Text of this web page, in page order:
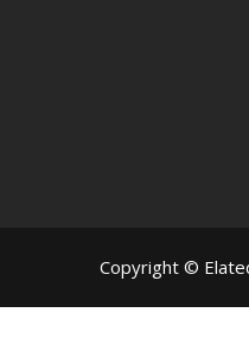
Copyright ©